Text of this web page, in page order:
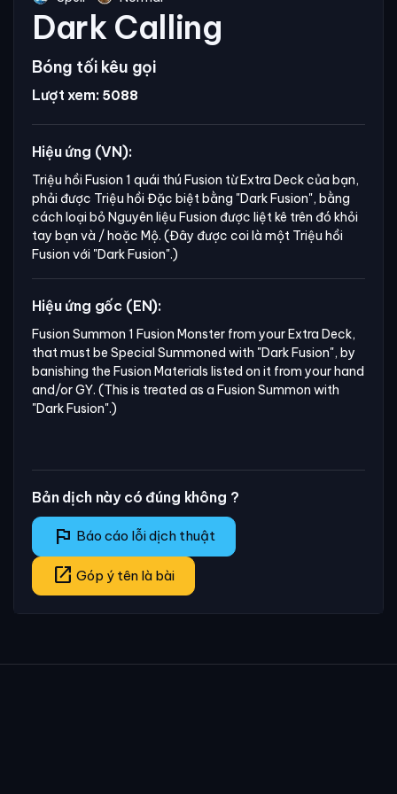
Dark Calling
Bóng tối kêu gọi
Lượt xem: 5088
Hiệu ứng (VN):
Triệu hồi Fusion 1 quái thú Fusion từ Extra Deck của bạn,
phải được Triệu hồi Đặc biệt bằng "Dark Fusion", bằng
cách loại bỏ Nguyên liệu Fusion được liệt kê trên đó khỏi
tay bạn và / hoặc Mộ. (Đây được coi là một Triệu hồi
Fusion với "Dark Fusion".)
Hiệu ứng gốc (EN):
Fusion Summon 1 Fusion Monster from your Extra Deck,
that must be Special Summoned with "Dark Fusion", by
banishing the Fusion Materials listed on it from your hand
and/or GY. (This is treated as a Fusion Summon with
"Dark Fusion".)
Bản dịch này có đúng không ?
flag Báo cáo lỗi dịch thuật
open_in_new Góp ý tên là bài